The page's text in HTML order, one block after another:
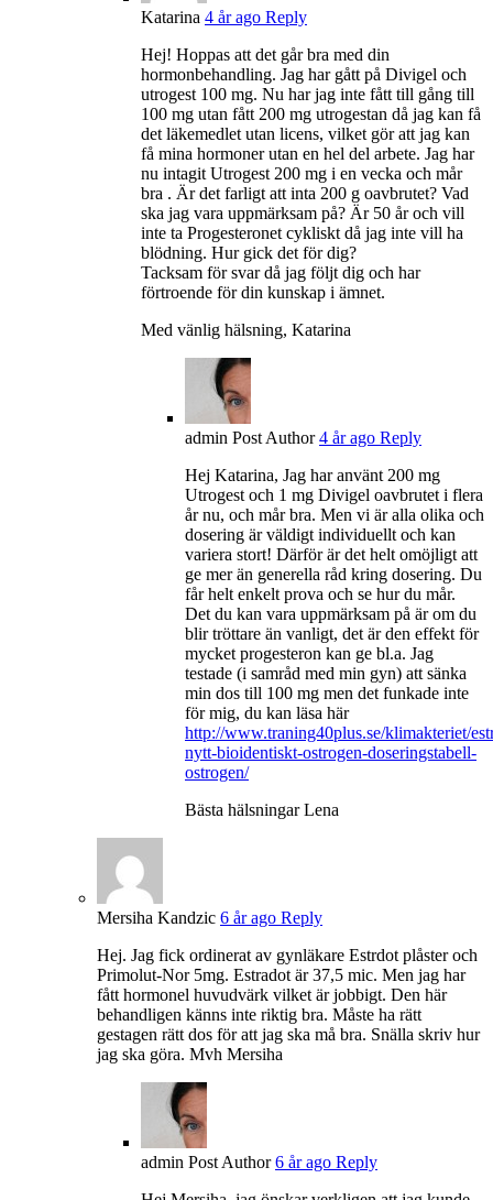
Katarina 4 år ago Reply
Hej! Hoppas att det går bra med din
hormonbehandling. Jag har gått på Divigel och
utrogest 100 mg. Nu har jag inte fått till gång till
100 mg utan fått 200 mg utrogestan då jag kan få
det läkemedlet utan licens, vilket gör att jag kan
få mina hormoner utan en hel del arbete. Jag har
nu intagit Utrogest 200 mg i en vecka och mår
bra . Är det farligt att inta 200 g oavbrutet? Vad
ska jag vara uppmärksam på? Är 50 år och vill
inte ta Progesteronet cykliskt då jag inte vill ha
blödning. Hur gick det för dig?
Tacksam för svar då jag följt dig och har
förtroende för din kunskap i ämnet.
Med vänlig hälsning, Katarina
admin Post Author 4 år ago Reply
Hej Katarina, Jag har använt 200 mg
Utrogest och 1 mg Divigel oavbrutet i flera
år nu, och mår bra. Men vi är alla olika och
dosering är väldigt individuellt och kan
variera stort! Därför är det helt omöjligt att
ge mer än generella råd kring dosering. Du
får helt enkelt prova och se hur du mår.
Det du kan vara uppmärksam på är om du
blir tröttare än vanligt, det är den effekt för
mycket progesteron kan ge bl.a. Jag
testade (i samråd med min gyn) att sänka
min dos till 100 mg men det funkade inte
för mig, du kan läsa här
http://www.traning40plus.se/klimakteriet/
nytt-bioidentiskt-ostrogen-doseringstabell-
ostrogen/
Bästa hälsningar Lena
Mersiha Kandzic 6 år ago Reply
Hej. Jag fick ordinerat av gynläkare Estrdot plåster och
Primolut-Nor 5mg. Estradot är 37,5 mic. Men jag har
fått hormonel huvudvärk vilket är jobbigt. Den här
behandligen känns inte riktig bra. Måste ha rätt
gestagen rätt dos för att jag ska må bra. Snälla skriv hur
jag ska göra. Mvh Mersiha
admin Post Author 6 år ago Reply